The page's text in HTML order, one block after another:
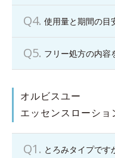
使用量と期間の目
フリー処方の内容
オルビスユー
エッセンスローショ
とろみタイプです